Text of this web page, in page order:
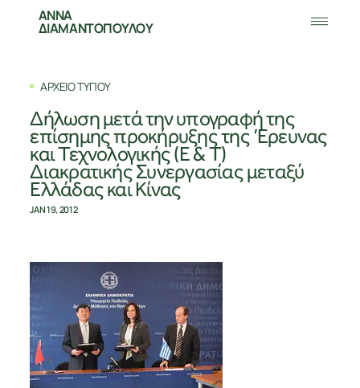
ΑΝΝΑ
ΔΙΑΜΑΝΤΟΠΟΥΛΟΥ
ΑΡΧΕΙΟ ΤΥΠΟΥ
Δήλωση μετά την υπογραφή της
επίσημης προκήρυξης της Έρευνας
και Τεχνολογικής (Ε & Τ)
Διακρατικής Συνεργασίας μεταξύ
Ελλάδας και Κίνας
JAN 19, 2012